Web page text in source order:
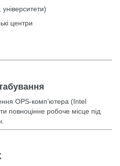
центри
OPS-комп’ютера (Intel
повноцінне робоче місце під